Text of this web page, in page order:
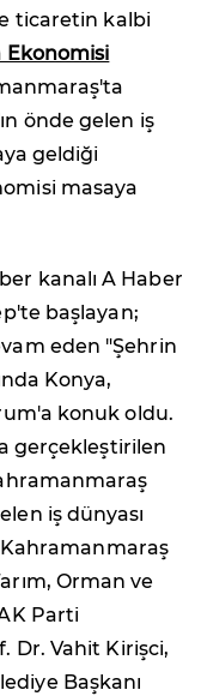
ticaretin kalbi
Ekonomisi
önde gelen iş
geldiği
masaya
kanalı A Haber
başlayan;
eden "Şehrin
Konya,
konuk oldu.
gerçekleştirilen
iş dünyası
Orman ve
Parti
Dr. Vahit Kirişci,
Başkanı